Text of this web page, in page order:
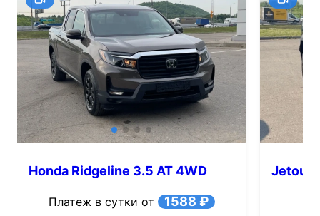
Honda Ridgeline 3.5 AT 4WD
Платеж в сутки от 1588 ₽
Jetour